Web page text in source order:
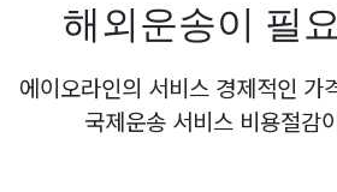
해외운송이 필
에이오라인의 서비스 경제적인 가
국제운송 서비스 비용절감